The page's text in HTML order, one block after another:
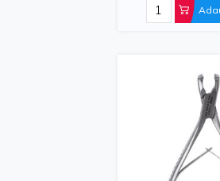
ghida spre diagnostice si
&